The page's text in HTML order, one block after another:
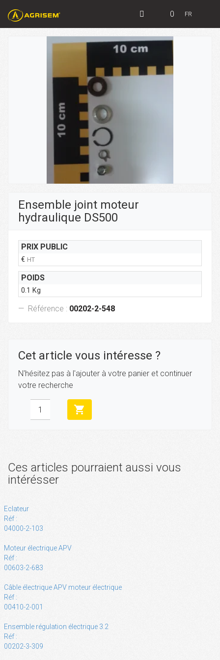
0 FR
Ensemble joint moteur
hydraulique DS500
PRIX PUBLIC
€ HT
POIDS
0.1 Kg
Référence : 00202-2-548
Cet article vous intéresse ?
N'hésitez pas à l'ajouter à votre panier et continuer
votre recherche
shopping_cart
Ces articles pourraient aussi vous
intérésser
Eclateur
Réf :
04000-2-103
Moteur électrique APV
Réf :
00603-2-683
Câble électrique APV moteur électrique
Réf :
00410-2-001
Ensemble régulation électrique 3.2
Réf :
00202-3-309